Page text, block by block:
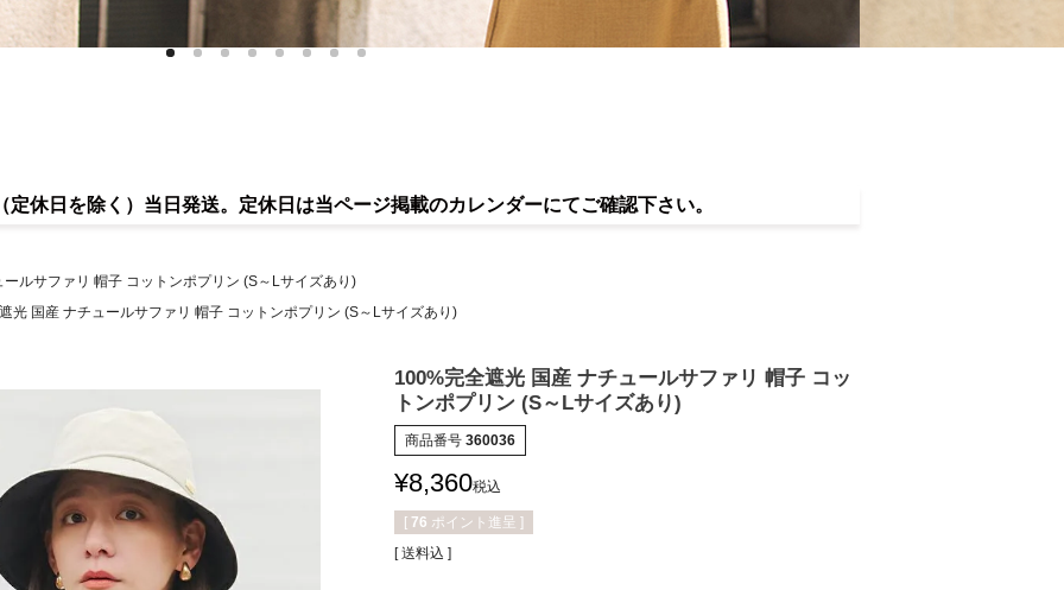
定休日を除く）当日発送。定休日は当ページ掲載のカレンダーにてご確認下さい。
ルサファリ 帽子 コットンポプリン (S～Lサイズあり)
光 国産 ナチュールサファリ 帽子 コットンポプリン (S～Lサイズあり)
100%完全遮光 国産 ナチュールサファリ 帽子 コッ
トンポプリン (S～Lサイズあり)
商品番号 360036
¥8,360税込
[ 76 ポイント進呈 ]
送料込